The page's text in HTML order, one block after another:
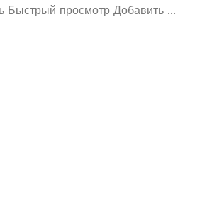
Быстрый просмотр Добавить ...